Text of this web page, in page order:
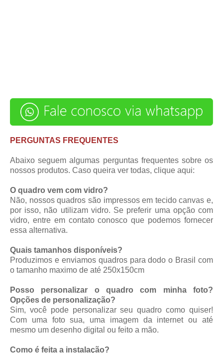
PERGUNTAS FREQUENTES
Abaixo seguem algumas perguntas frequentes sobre os
nossos produtos. Caso queira ver todas, clique aqui:
O quadro vem com vidro?
Não, nossos quadros são impressos em tecido canvas e,
por isso, não utilizam vidro. Se preferir uma opção com
vidro, entre em contato conosco que podemos fornecer
essa alternativa.
Quais tamanhos disponíveis?
Produzimos e enviamos quadros para dodo o Brasil com
o tamanho maximo de até 250x150cm
Posso personalizar o quadro com minha foto?
Opções de personalização?
Sim, você pode personalizar seu quadro como quiser!
Com uma foto sua, uma imagem da internet ou até
mesmo um desenho digital ou feito a mão.
Como é feita a instalação?